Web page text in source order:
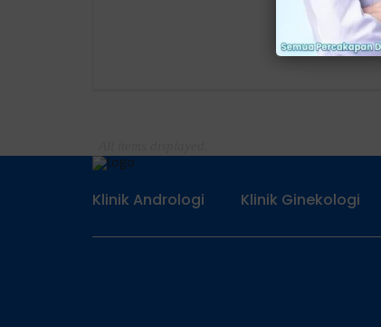
Klinik Andrologi Klinik Ginekologi